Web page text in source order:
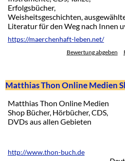
Erfolgsbücher,
Weisheitsgeschichten,
Literatur für den Weg nach Innen
https://maerchenhaft-leben.net/
Bewertung abgeben
Matthias Thon Online Medien
Matthias Thon Online Medien
Shop Bücher, Hörbücher, CDS,
DVDs aus allen Gebieten
http://www.thon-buch.de